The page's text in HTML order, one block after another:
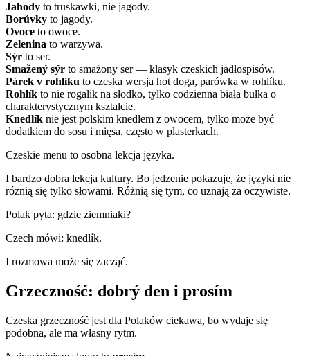
Jahody to truskawki, nie jagody.
Borůvky to jagody.
Ovoce to owoce.
Zelenina to warzywa.
Sýr to ser.
Smažený sýr to smażony ser — klasyk czeskich jadłospisów.
Párek v rohlíku to czeska wersja hot doga, parówka w rohlíku.
Rohlík to nie rogalik na słodko, tylko codzienna biała bułka o
charakterystycznym kształcie.
Knedlík nie jest polskim knedlem z owocem, tylko może być
dodatkiem do sosu i mięsa, często w plasterkach.
Czeskie menu to osobna lekcja języka.
I bardzo dobra lekcja kultury. Bo jedzenie pokazuje, że języki nie
różnią się tylko słowami. Różnią się tym, co uznają za oczywiste.
Polak pyta: gdzie ziemniaki?
Czech mówi: knedlík.
I rozmowa może się zacząć.
Grzeczność: dobrý den i prosím
Czeska grzeczność jest dla Polaków ciekawa, bo wydaje się
podobna, ale ma własny rytm.